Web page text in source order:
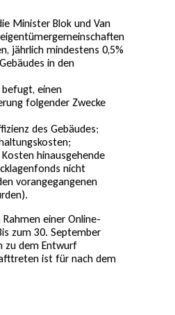
Minister Blok und Van
jährlich mindestens 0,5%
in den
befugt, einen
folgender Zwecke
des Gebäudes;
hinausgehende
nicht
vorangegangenen
einer Online-
zum 30. September
zu dem Entwurf
ist für nach dem